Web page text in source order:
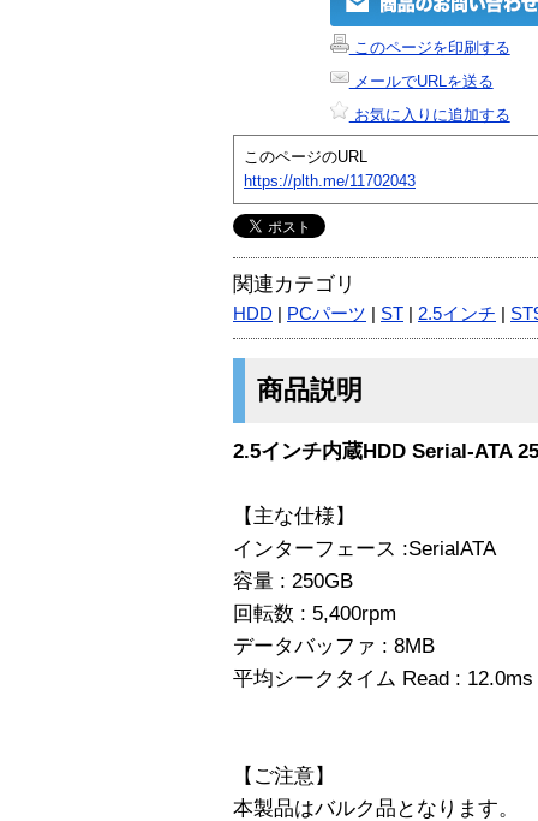
このページを印刷する
メールでURLを送る
お気に入りに追加する
このページのURL
https://plth.me/11702043
関連カテゴリ
HDD PCパーツ ST 2.5インチ
商品説明
2.5インチ内蔵HDD Serial-ATA
【主な仕様】
インターフェース :SerialATA
容量 : 250GB
回転数 : 5,400rpm
データバッファ : 8MB
平均シークタイム Read : 12.0ms
【ご注意】
本製品はバルク品となります。